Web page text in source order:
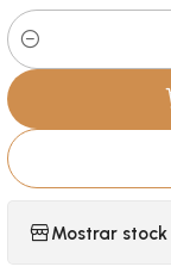
Cantidad
Mostrar